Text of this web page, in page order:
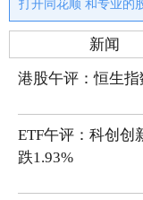
打开同花顺 和专业的
新闻
港股午评：恒生指
ETF午评：科创创
跌1.93%